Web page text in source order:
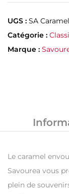
UGS : SA
Catégorie :
Marque :
Le caramel
Savourea vous
plein de